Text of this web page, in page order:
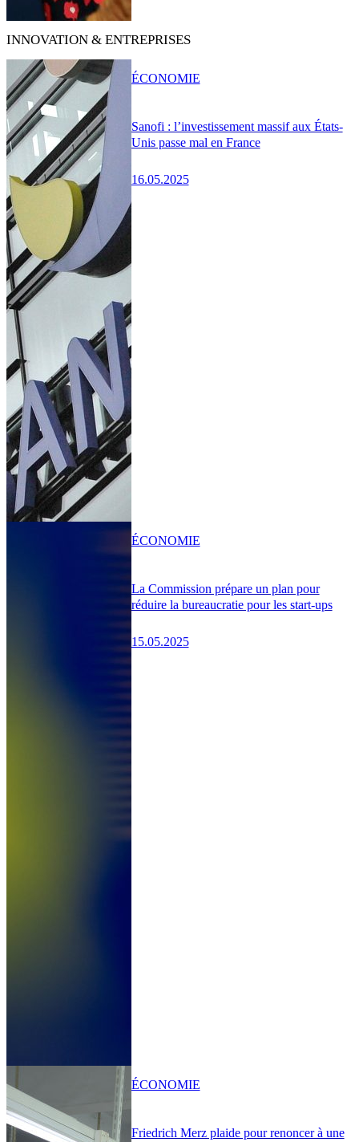
INNOVATION & ENTREPRISES
Sanofi : l’investissement massif aux États-
Unis passe mal en France
16.05.2025
ÉCONOMIE
La Commission prépare un plan pour
réduire la bureaucratie pour les start-ups
15.05.2025
ÉCONOMIE
Friedrich Merz plaide pour renoncer à une
ÉCONOMIE